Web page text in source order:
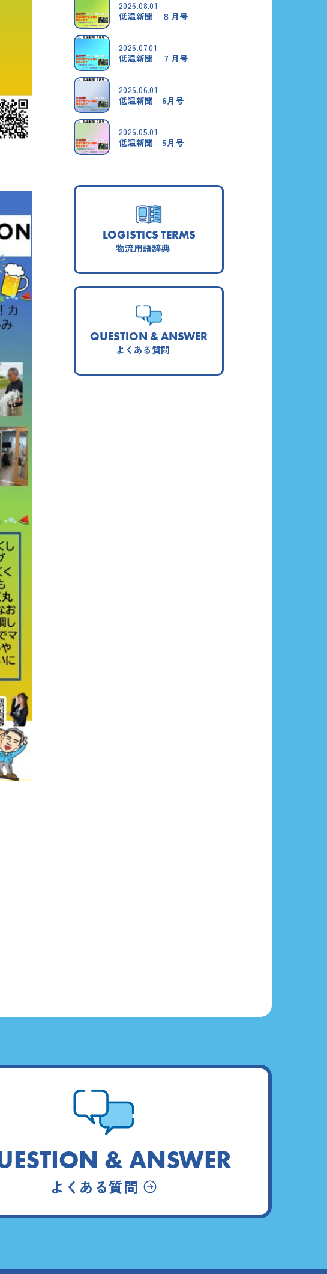
2026.08.01
低温新聞 ８月号
2026.07.01
低温新聞 ７月号
2026.06.01
低温新聞 6月号
2026.05.01
低温新聞 5月号
LOGISTICS TERMS
物流用語辞典
QUESTION & ANSWER
よくある質問
& ANSWER
よくある質問